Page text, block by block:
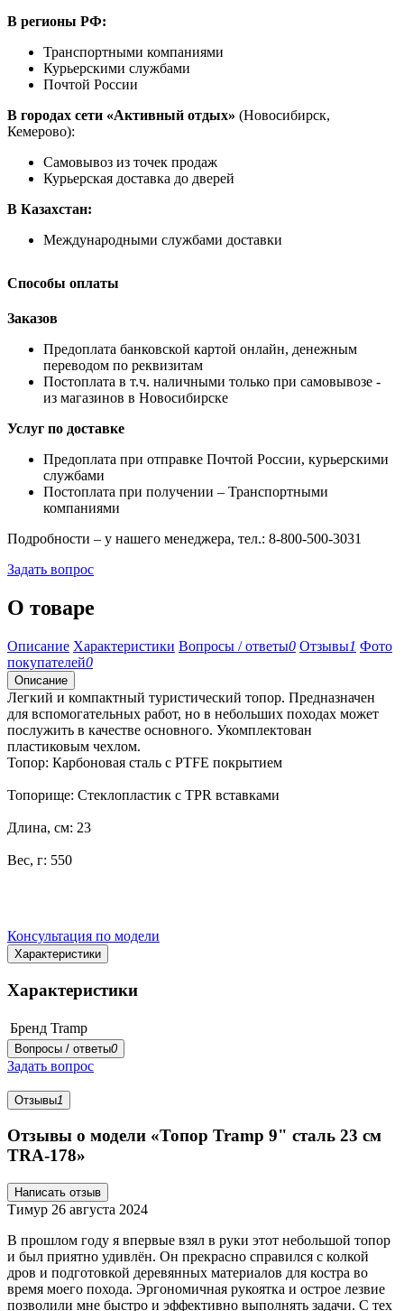
В регионы РФ:
Транспортными компаниями
Курьерскими службами
Почтой России
В городах сети «Активный отдых» (Новосибирск,
Кемерово):
Самовывоз из точек продаж
Курьерская доставка до дверей
В Казахстан:
Международными службами доставки
Способы оплаты
Заказов
Предоплата банковской картой онлайн, денежным
переводом по реквизитам
Постоплата в т.ч. наличными только при самовывозе -
из магазинов в Новосибирске
Услуг по доставке
Предоплата при отправке Почтой России, курьерскими
службами
Постоплата при получении – Транспортными
компаниями
Подробности – у нашего менеджера, тел.: 8-800-500-3031
Задать вопрос
О товаре
Описание Характеристики Вопросы / ответы0 Отзывы1 Фото
покупателей0
Описание
Легкий и компактный туристический топор. Предназначен
для вспомогательных работ, но в небольших походах может
послужить в качестве основного. Укомплектован
пластиковым чехлом.
Топор: Карбоновая сталь с PTFE покрытием
Топорище: Стеклопластик с TPR вставками
Длина, см: 23
Вес, г: 550
Консультация по модели
Характеристики
Характеристики
Бренд Tramp
Вопросы / ответы0
Задать вопрос
Отзывы1
Отзывы о модели «Топор Tramp 9" сталь 23 см
TRA-178»
Написать отзыв
Тимур 26 августа 2024
В прошлом году я впервые взял в руки этот небольшой топор
и был приятно удивлён. Он прекрасно справился с колкой
дров и подготовкой деревянных материалов для костра во
время моего похода. Эргономичная рукоятка и острое лезвие
позволили мне быстро и эффективно выполнять задачи. С тех